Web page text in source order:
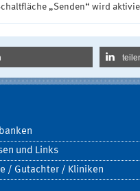
„Senden“ wird
und Links
/ Gutachter / Kliniken